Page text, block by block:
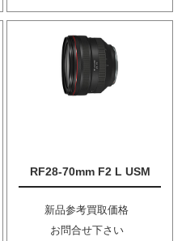
RF28-70mm F2 L USM
新品参考買取価格
お問合せ下さい